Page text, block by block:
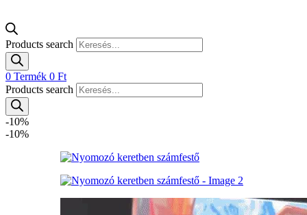
Products search
0 Termék 0 Ft
Products search
-10%
-10%